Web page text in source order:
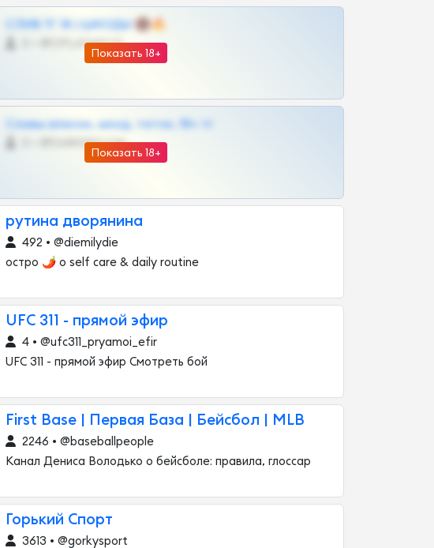
Показать 18+
СЛИВ ТГ 18 | ШКОДЫ 🔞🔥
@OPLATAPODPSK1BOT
Показать 18+
Сливы вписок, шкод, теток, 18+ тг
@DARK15FLOWSBOT
рутина дворянина
492 • @diemilydie
остро 🌶 о self care & daily routine
UFC 311 - прямой эфир
4 • @ufc311_pryamoi_efir
UFC 311 - прямой эфир Смотреть бой
First Base | Первая База | Бейсбол | MLB
2246 • @baseballpeople
Канал Дениса Володько о бейсболе: правила, глоссар
Горький Спорт
3613 • @gorkysport